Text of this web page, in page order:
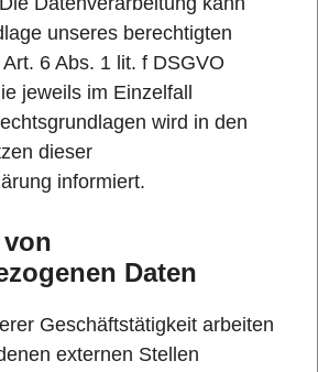
unseres berechtigten
6 Abs. 1 lit. f DSGVO
jeweils im Einzelfall
wird in den
dieser
informiert.
Daten
Geschäftstätigkeit arbeiten
externen Stellen